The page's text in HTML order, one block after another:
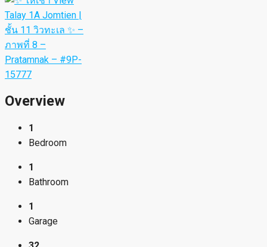
Overview
1
Bedroom
1
Bathroom
1
Garage